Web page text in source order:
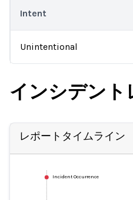
Intent
Unintentional
インシデント
レポートタイムライン
Incident Occurrence